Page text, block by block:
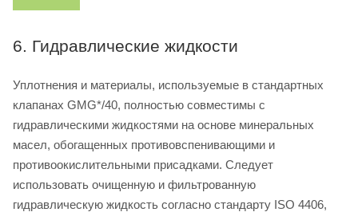
6. Гидравлические жидкости
Уплотнения и материалы, используемые в стандартных
клапанах GMG*/40, полностью совместимы с
гидравлическими жидкостями на основе минеральных
масел, обогащенных противовспенивающими и
противоокислительными присадками. Следует
использовать очищенную и фильтрованную
гидравлическую жидкость согласно стандарту ISO 4406,